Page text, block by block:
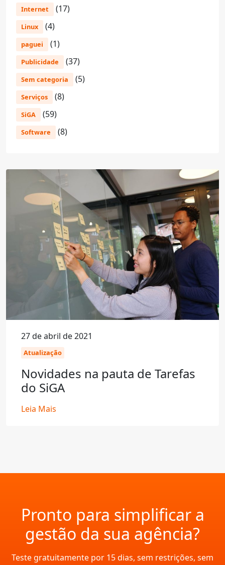
Internet (17)
Linux (4)
paguei (1)
Publicidade (37)
Sem categoria (5)
Serviços (8)
SiGA (59)
Software (8)
27 de abril de 2021
Atualização
Novidades na pauta de Tarefas
do SiGA
Leia Mais
Pronto para simplificar a
gestão da sua agência?
Teste gratuitamente por 15 dias, sem restrições, sem